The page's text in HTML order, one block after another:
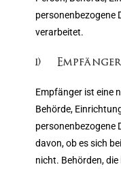
personenbezogene
verarbeitet.
i) Empfänger
Empfänger ist eine
Behörde,
personenbezogene
davon, ob es sich
nicht. Behörden,